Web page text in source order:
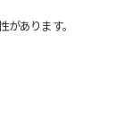
あります。